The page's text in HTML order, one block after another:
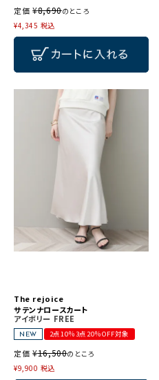
定価 ¥8,690のところ
¥4,345 税込
The rejoice
サテンナロースカート
アイボリー FREE
NEW 2点10％3点20％OFF対象
定価 ¥16,500のところ
¥9,900 税込